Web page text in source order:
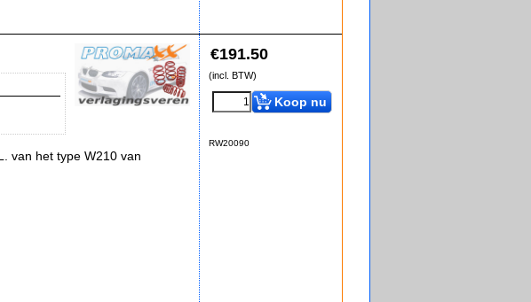
€191.50
(incl. BTW)
Koop nu
RW20090
van het type W210 van